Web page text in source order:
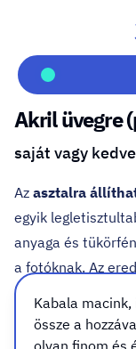
Akril üvegre
saját vagy
Az asztalra
egyik
anyaga és
a fotóknak. Az
hatású tárgy, ami
illeszkedik – akár
akár otthoni
Kabala
össze a